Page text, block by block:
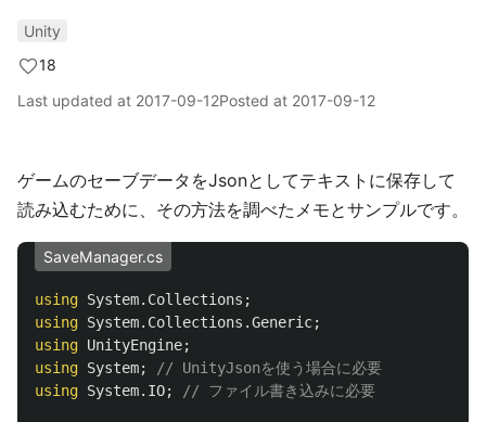
Unity
18
Last updated at 2017-09-12Posted at 2017-09-12
ゲームのセーブデータをJsonとしてテキストに保存して
読み込むために、その方法を調べたメモとサンプルです。
SaveManager.cs
using System.Collections ;
using System.Collections.Generic;
using UnityEngine;
using System;
// UnityJsonを使う場合に必要
using System.IO; // ファイル書き込みに必要